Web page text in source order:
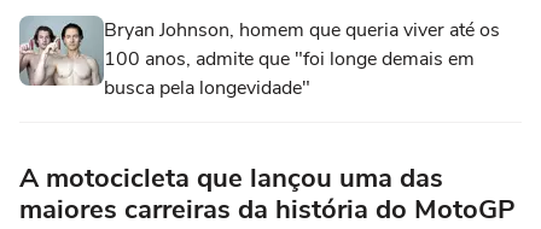
Bryan Johnson, homem que queria viver até os
100 anos, admite que "foi longe demais em
busca pela longevidade"
A motocicleta que lançou uma das
maiores carreiras da história do MotoGP